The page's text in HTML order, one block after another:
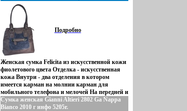
Подробно
Женская сумка Felicita из искусственной кожи
фиолетового цвета Отделка - искусственная
кожа Внутри - два отделения в котором
имеется карман на молнии карман для
мобильного телефона и мелочей На передней и
збюыбчадней стенке - удобный карман на
молнии Цвет фурнитуры - блестящее серебро
Сумка женская Gianni Altieri 2802 Ga Nappa
Bianco 2010 г инфо 5205r.